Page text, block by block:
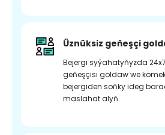
Üznüksiz geňeşçi
Bejergi syýahatyňyzda
geňeşçisi goldaw we
bejergiden soňky ideg
maslahat alyň.